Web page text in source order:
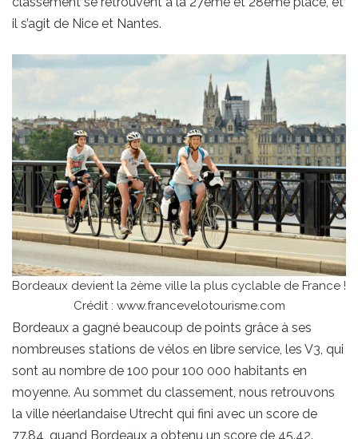
il s’agit de Nice et Nantes.
Bordeaux devient la 2ème ville la plus cyclable de France !
Crédit : www.francevelotourisme.com
Bordeaux a gagné beaucoup de points grâce à ses
nombreuses stations de vélos en libre service, les V3, qui
sont au nombre de 100 pour 100 000 habitants en
moyenne. Au sommet du classement, nous retrouvons
la ville néerlandaise Utrecht qui fini avec un score de
77.84, quand Bordeaux a obtenu un score de 45.42.